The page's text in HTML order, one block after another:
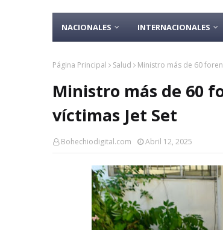
NACIONALES INTERNACIONALES
Página Principal Salud Ministro más de 60
Ministro más de 60
víctimas Jet Set
Bohechiodigital.com Abril 12, 2025